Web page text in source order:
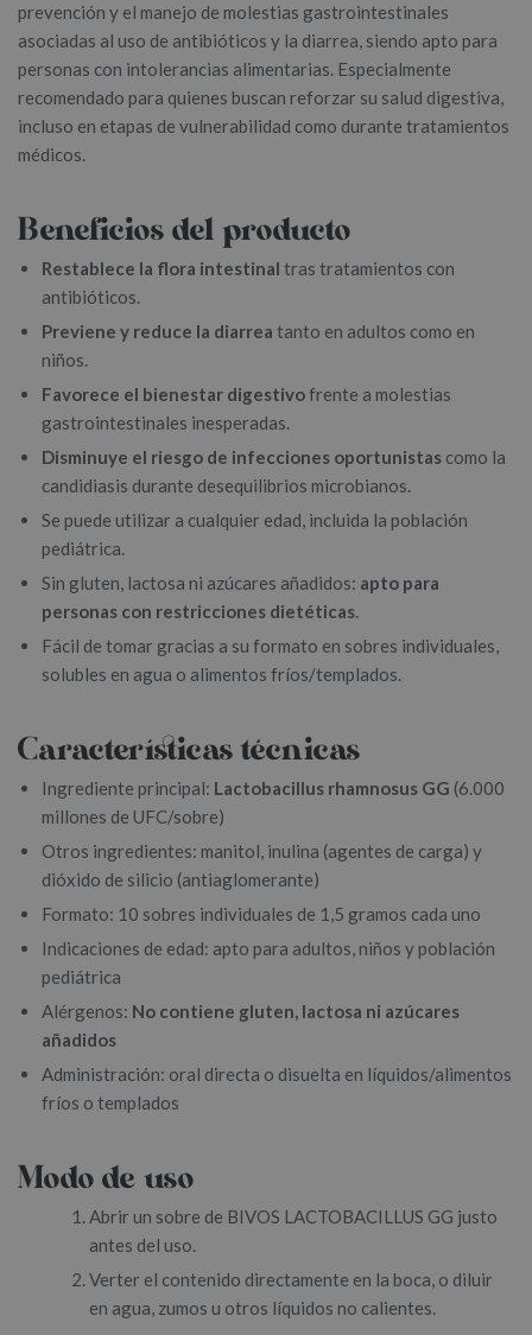
prevención y el manejo de molestias gastrointestinales
asociadas al uso de antibióticos y la diarrea, siendo apto para
personas con intolerancias alimentarias. Especialmente
recomendado para quienes buscan reforzar su salud digestiva,
incluso en etapas de vulnerabilidad como durante tratamientos
médicos.
Beneficios del producto
Restablece la flora intestinal tras tratamientos con
antibióticos.
Previene y reduce la diarrea tanto en adultos como en
niños.
Favorece el bienestar digestivofrente a molestias
gastrointestinales inesperadas.
Disminuye el riesgo de infecciones oportunistas como la
candidiasis durante desequilibrios microbianos.
Se puede utilizar a cualquier edad, incluida la población
pediátrica.
Sin gluten, lactosa ni azúcares añadidos: apto para
personas con restricciones dietéticas.
Fácil de tomar gracias a su formato en sobres individuales,
solubles en agua o alimentos fríos/templados.
Características técnicas
Ingrediente principal: Lactobacillus rhamnosus GG (6.000
millones de UFC/sobre)
Otros ingredientes: manitol, inulina (agentes de carga) y
dióxido de silicio (antiaglomerante)
Formato: 10 sobres individuales de 1,5 gramos cada uno
Indicaciones de edad: apto para adultos, niños y población
pediátrica
Alérgenos: No contiene gluten, lactosa ni azúcares
añadidos
Administración: oral directa o disuelta en líquidos/alimentos
fríos o templados
Modo de uso
Abrir un sobre de BIVOS LACTOBACILLUS GG justo
antes del uso.
Verter el contenido directamente en la boca, o diluir
en agua, zumos u otros líquidos no calientes.